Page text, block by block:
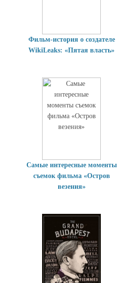
Фильм-история о создателе
WikiLeaks: «Пятая власть»
Самые интересные моменты
съемок фильма «Остров
везения»